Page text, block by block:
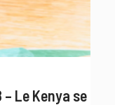
Le Kenya se